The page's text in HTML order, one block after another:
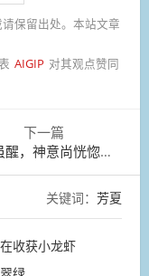
保留出处。本站文章
AIGIP 对其观点赞同
下一篇
尚恍惚，因向门外指说：“才出去了。”
关键词： 芳夏
收获小龙虾